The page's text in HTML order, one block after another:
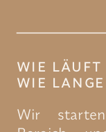
Wir
WIE
WIE